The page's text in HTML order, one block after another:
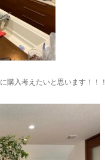
購入考えたいと思います！！！